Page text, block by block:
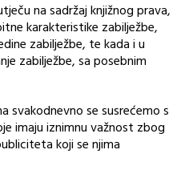
na sadržaj knjižnog prava,
karakteristike zabilježbe,
zabilježbe, te kada i u
zabilježbe, sa posebnim
svakodnevno se susrećemo s
imaju iznimnu važnost zbog
koji se njima